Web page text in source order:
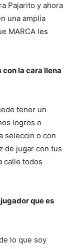
Pajarito y ahora
una amplia
MARCA les
con la cara llena
tener un
logros o
seleccin o con
de jugar con tus
calle todos
que es
lo que soy